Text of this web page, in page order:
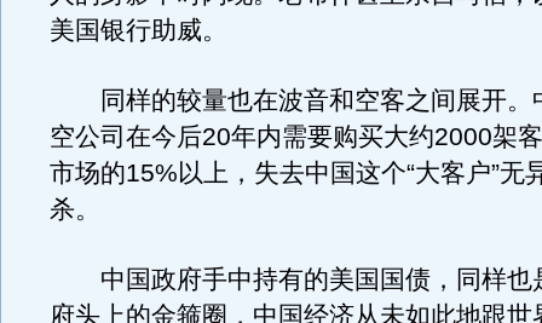
美国银行助威。
同样的较量也在波音和空客之间展开。
空公司在今后20年内需要购买大约2000架
市场的15%以上，失去中国这个“大客户”无
杀。
中国政府手中持有的美国国债，同样也
府头上的金箍圈，中国经济从未如此地跟世